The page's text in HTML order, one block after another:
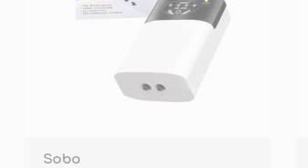
Sobo